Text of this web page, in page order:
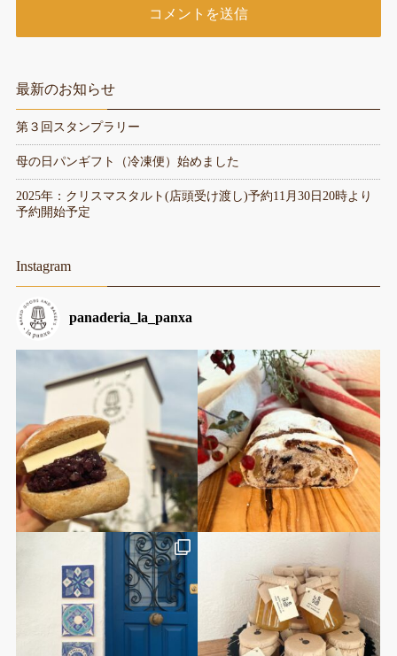
最新のお知らせ
第３回スタンプラリー
母の日パンギフト（冷凍便）始めました
2025年：クリスマスタルト(店頭受け渡し)予約11月30日20時より
予約開始予定
Instagram
panaderia_la_panxa